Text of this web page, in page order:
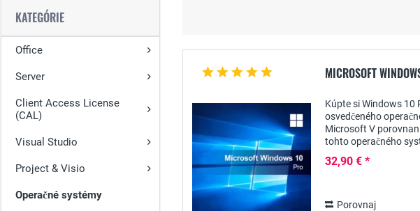
KATEGÓRIE
Office
Server
Client Access License
(CAL)
Visual Studio
Project & Visio
Operačné systémy
MICROSOFT
Kúpte si Windows 10
osvedčeného
Microsoft V
tohto operačného
funkcií,...
32,90 € *
Porovnaj